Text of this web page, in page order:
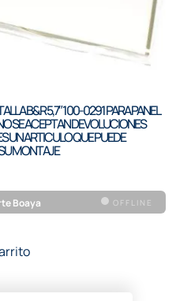
B&R 5,7″ 100-0291 PARA PANEL
SE ACEPTAN DEVOLUCIONES
UN ARTICULO QUE PUEDE
MONTAJE
Boaya OFFLINE